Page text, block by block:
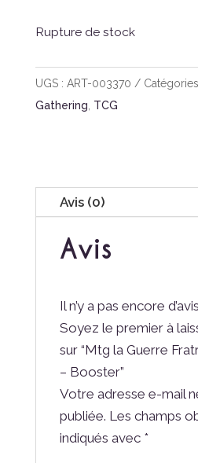
Rupture de stock
UGS : ART-003370
Gathering, TCG
Avis (0)
Avis
Il n’y a pas encore
Soyez le premier à
sur “Mtg la Guerre
– Booster”
Votre adresse e-mail
publiée. Les champs
indiqués avec *